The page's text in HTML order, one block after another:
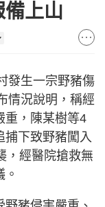
上山
發生一宗野豬傷
情況說明，稱經
重，陳某樹等4
捕下致野豬闖入
，經醫院搶救無